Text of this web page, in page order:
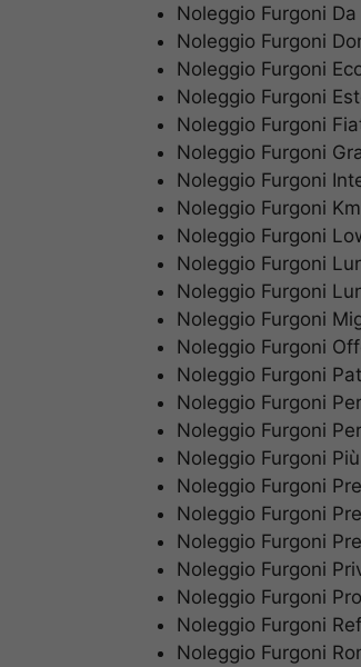
Noleggio Furgoni
Noleggio Furgoni
Noleggio Furgoni
Noleggio Furgoni
Noleggio Furgoni
Noleggio Furgoni
Noleggio Furgoni
Noleggio Furgoni
Noleggio Furgoni
Noleggio Furgoni
Noleggio Furgoni
Noleggio Furgoni
Noleggio Furgoni
Noleggio Furgoni
Noleggio Furgoni
Noleggio Furgoni
Noleggio Furgoni
Noleggio Furgoni
Noleggio Furgoni
Noleggio Furgoni
Noleggio Furgoni
Noleggio Furgoni
Noleggio Furgoni
Noleggio Furgoni